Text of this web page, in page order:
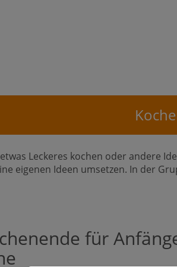
Leckeres kochen oder andere
eigenen Ideen umsetzen. In der
für